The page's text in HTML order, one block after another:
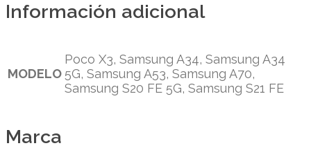
Información adicional
MODELO
Poco X3, Samsung A34, Samsung A34
5G, Samsung A53, Samsung A70,
Samsung S20 FE 5G, Samsung S21 FE
Marca